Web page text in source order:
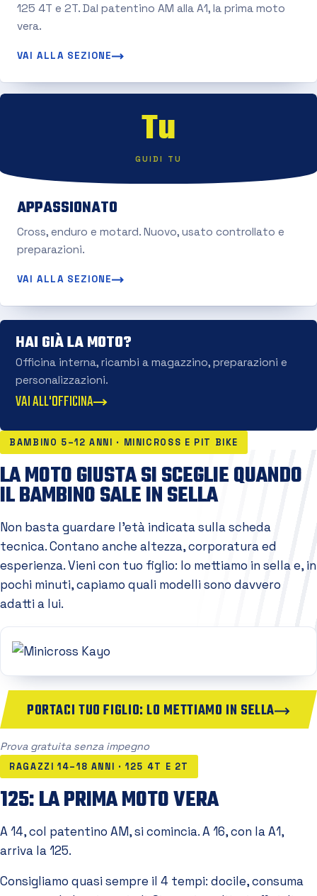
125 4T e 2T. Dal patentino AM alla A1, la prima moto
vera.
VAI ALLA SEZIONE
Tu
GUIDI TU
APPASSIONATO
Cross, enduro e motard. Nuovo, usato controllato e
preparazioni.
VAI ALLA SEZIONE
HAI GIÀ LA MOTO?
Officina interna, ricambi a magazzino, preparazioni e
personalizzazioni.
VAI ALL'OFFICINA
BAMBINO 5–12 ANNI · MINICROSS E PIT BIKE
LA MOTO GIUSTA SI SCEGLIE QUANDO
IL BAMBINO SALE IN SELLA
Non basta guardare l'età indicata sulla scheda
tecnica. Contano anche altezza, corporatura ed
esperienza. Vieni con tuo figlio: lo mettiamo in sella e, in
pochi minuti, capiamo quali modelli sono davvero
adatti a lui.
PORTACI TUO FIGLIO: LO METTIAMO IN SELLA
Prova gratuita senza impegno
RAGAZZI 14–18 ANNI · 125 4T E 2T
125: LA PRIMA MOTO VERA
A 14, col patentino AM, si comincia. A 16, con la A1,
arriva la 125.
Consigliamo quasi sempre il 4 tempi: docile, consuma